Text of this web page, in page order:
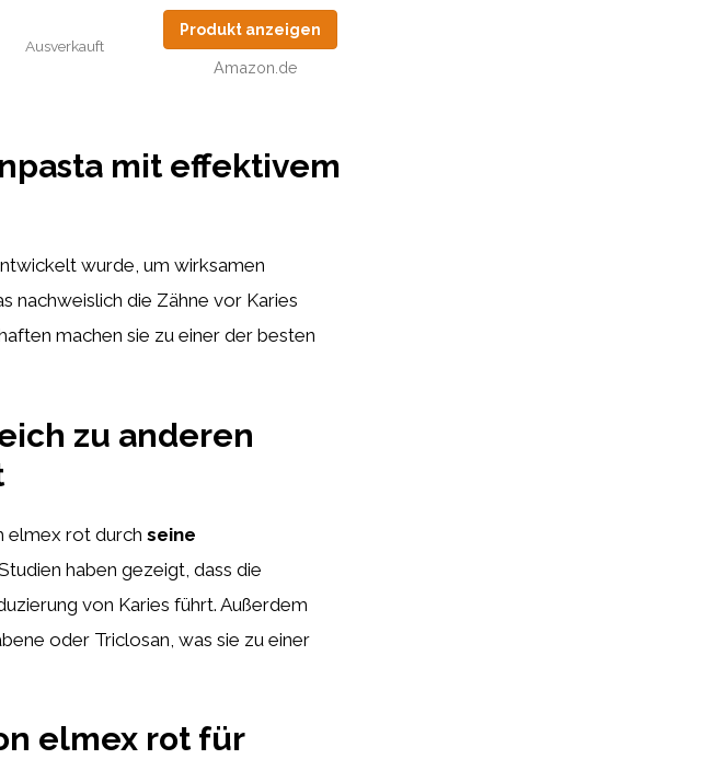
Ausverkauft
Produkt anzeigen
Amazon.de
mit effektivem
wurde, um wirksamen
nachweislich die Zähne vor Karies
machen sie zu einer der besten
zu anderen
elmex rot durch seine
haben gezeigt, dass die
von Karies führt. Außerdem
oder Triclosan, was sie zu einer
elmex rot für